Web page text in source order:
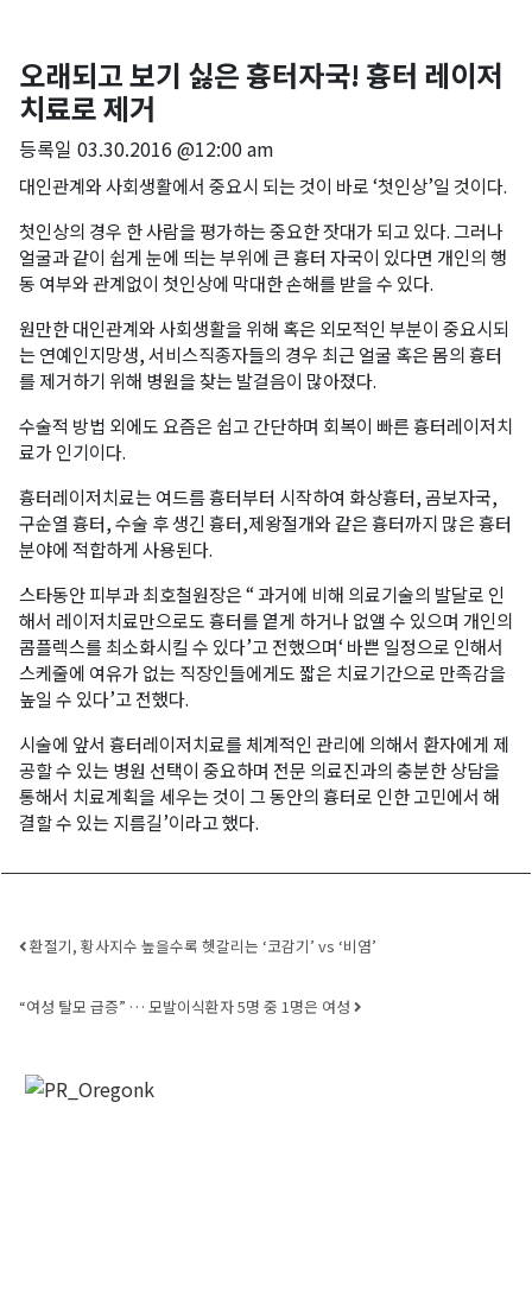
오래되고 보기 싫은 흉터자국! 흉터 레이저
치료로 제거
등록일 03.30.2016 @12:00 am
대인관계와 사회생활에서 중요시 되는 것이 바로 ‘첫인상’일 것이다.
첫인상의 경우 한 사람을 평가하는 중요한 잣대가 되고 있다. 그러나
얼굴과 같이 쉽게 눈에 띄는 부위에 큰 흉터 자국이 있다면 개인의 행
동 여부와 관계없이 첫인상에 막대한 손해를 받을 수 있다.
원만한 대인관계와 사회생활을 위해 혹은 외모적인 부분이 중요시되
는 연예인지망생, 서비스직종자들의 경우 최근 얼굴 혹은 몸의 흉터
를 제거하기 위해 병원을 찾는 발걸음이 많아졌다.
수술적 방법 외에도 요즘은 쉽고 간단하며 회복이 빠른 흉터레이저치
료가 인기이다.
흉터레이저치료는 여드름 흉터부터 시작하여 화상흉터, 곰보자국,
구순열 흉터, 수술 후 생긴 흉터,제왕절개와 같은 흉터까지 많은 흉터
분야에 적합하게 사용된다.
스타동안 피부과 최호철원장은 “ 과거에 비해 의료기술의 발달로 인
해서 레이저치료만으로도 흉터를 옅게 하거나 없앨 수 있으며 개인의
콤플렉스를 최소화시킬 수 있다’고 전했으며‘ 바쁜 일정으로 인해서
스케줄에 여유가 없는 직장인들에게도 짧은 치료기간으로 만족감을
높일 수 있다’고 전했다.
시술에 앞서 흉터레이저치료를 체계적인 관리에 의해서 환자에게 제
공할 수 있는 병원 선택이 중요하며 전문 의료진과의 충분한 상담을
통해서 치료계획을 세우는 것이 그 동안의 흉터로 인한 고민에서 해
결할 수 있는 지름길’이라고 했다.
Post navigation
환절기, 황사지수 높을수록 헷갈리는 ‘코감기’ vs ‘비염’
“여성 탈모 급증” … 모발이식환자 5명 중 1명은 여성